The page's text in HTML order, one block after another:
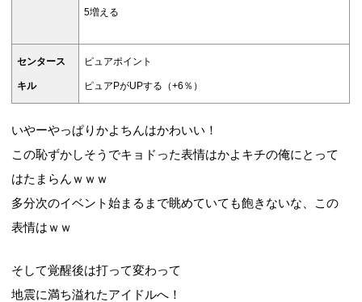
5増える
センタース
キル
ピュアポイント
ピュアPがUPする（+6％）
いやーやっぱりかよちんはかわいい！
この恥ずかしそうでキョドった表情はかよキチの俺にとって
はたまらんｗｗｗ
多分次のイベント始まるまで眺めていても飽きないな、この
表情はｗｗ
そして覚醒後は打って変わって
地震に満ち溢れたアイドルへ！